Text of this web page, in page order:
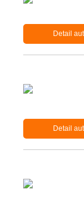
Detail
Detail